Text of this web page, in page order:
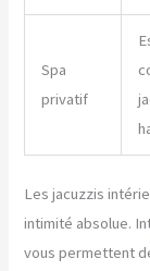
Spa
privatif
Les jacuzzis
intimité absolue.
vous permettent